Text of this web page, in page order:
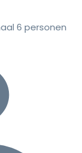
6 personen